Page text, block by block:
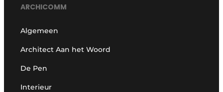
ARCHICOMM
Algemeen
Architect Aan het Woord
De Pen
Interieur